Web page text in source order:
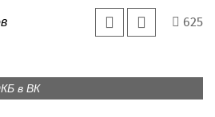
625
в ВК